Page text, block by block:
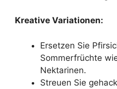
Kreative Variationen:
Ersetzen Sie
Sommerfrüchte
Nektarinen.
Streuen Sie